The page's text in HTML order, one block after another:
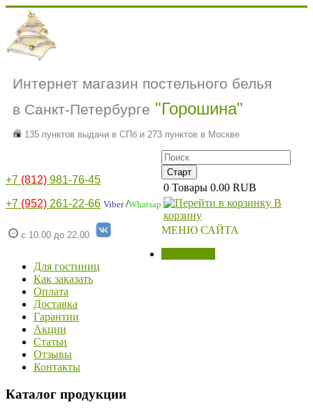
Интернет магазин постельного белья
в Санкт-Петербурге "Горошина"
135 пунктов выдачи в СПб и 273 пунктов в Москве
+7 (812) 981-76-45
+7 (952) 261-22-66 Viber/Whatsap
с 10.00 до 22.00
0 Товары 0.00 RUB
В
корзину
МЕНЮ САЙТА
Для гостиниц
Как заказать
Оплата
Доставка
Гарантии
Акции
Статьи
Отзывы
Контакты
Каталог продукции